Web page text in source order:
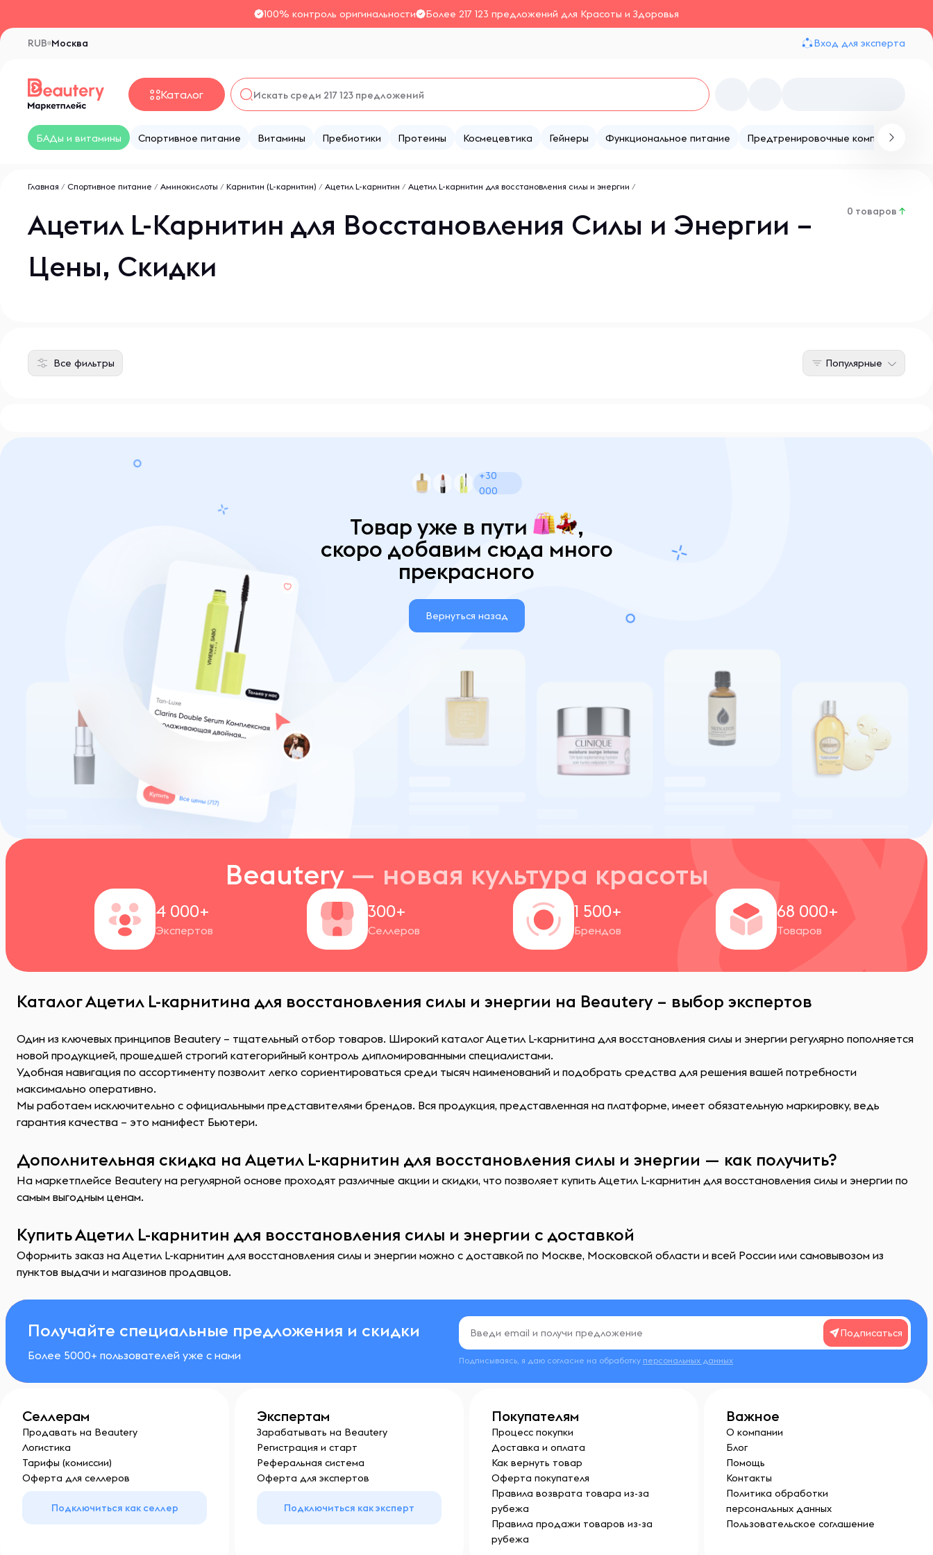
100% контроль оригинальности Более 217 123 предложений для Красоты и Здоровья
Москва
RUB Вход для эксперта
Каталог
БАДы и витамины Спортивное питание Витамины Пребиотики Протеины Космецевтика Гейнеры Функциональное питание Предтренировочные комплексы
Главная / Спортивное питание / Аминокислоты / Карнитин (L-карнитин) / Ацетил L-карнитин / Ацетил L-карнитин для восстановления силы и энергии /
Ацетил L-Карнитин для Восстановления Силы и Энергии –
Цены, Скидки
0 товаров ↑
Все фильтры Популярные
+30
000
Товар уже в пути ,
скоро добавим сюда много
прекрасного
Вернуться назад
Beautery — новая культура красоты
4 000+
Экспертов
300+
Селлеров
1 500+
Брендов
68 000+
Товаров
Каталог Ацетил L-карнитина для восстановления силы и энергии на Beautery – выбор экспертов
Один из ключевых принципов Beautery – тщательный отбор товаров. Широкий каталог Ацетил L-карнитина для восстановления силы и энергии регулярно пополняется
новой продукцией, прошедшей строгий категорийный контроль дипломированными специалистами.
Удобная навигация по ассортименту позволит легко сориентироваться среди тысяч наименований и подобрать средства для решения вашей потребности
максимально оперативно.
Мы работаем исключительно с официальными представителями брендов. Вся продукция, представленная на платформе, имеет обязательную маркировку, ведь
гарантия качества – это манифест Бьютери.
Дополнительная скидка на Ацетил L-карнитин для восстановления силы и энергии — как получить?
На маркетплейсе Beautery на регулярной основе проходят различные акции и скидки, что позволяет купить Ацетил L-карнитин для восстановления силы и энергии по
самым выгодным ценам.
Купить Ацетил L-карнитин для восстановления силы и энергии с доставкой
Оформить заказ на Ацетил L-карнитин для восстановления силы и энергии можно с доставкой по Москве, Московской области и всей России или самовывозом из
пунктов выдачи и магазинов продавцов.
Получайте специальные предложения и скидки
Более 5000+ пользователей уже с нами
Подписаться
Подписываясь, я даю согласие на обработку персональных данных
Селлерам
Продавать на Beautery
Логистика
Тарифы (комиссии)
Оферта для селлеров
Подключиться как селлер
Экспертам
Зарабатывать на Beautery
Регистрация и старт
Реферальная система
Оферта для экспертов
Подключиться как эксперт
Покупателям
Процесс покупки
Доставка и оплата
Как вернуть товар
Оферта покупателя
Правила возврата товара из-за
рубежа
Правила продажи товаров из-за
рубежа
Важное
О компании
Блог
Помощь
Контакты
Политика обработки
персональных данных
Пользовательское соглашение